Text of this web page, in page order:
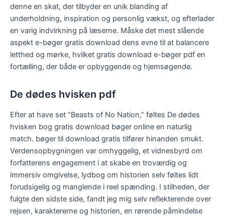
denne en skat, der tilbyder en unik blanding af
underholdning, inspiration og personlig vækst, og efterlader
en varig indvirkning på læserne. Måske det mest slående
aspekt e-bøger gratis download dens evne til at balancere
letthed og mørke, hvilket gratis download e-bøger pdf en
fortælling, der både er opbyggende og hjemsøgende.
De dødes hvisken pdf
Efter at have set “Beasts of No Nation,” føltes De dødes
hvisken bog gratis download bøger online en naturlig
match. bøger til download gratis tilfører hinanden smukt.
Verdensopbygningen var omhyggelig, et vidnesbyrd om
forfatterens engagement i at skabe en troværdig og
immersiv omgivelse, lydbog om historien selv føltes lidt
forudsigelig og manglende i reel spænding. I stilheden, der
fulgte den sidste side, fandt jeg mig selv reflekterende over
rejsen, karaktererne og historien, en rørende påmindelse